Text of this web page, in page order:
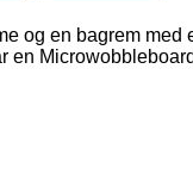
og en bagrem med
en